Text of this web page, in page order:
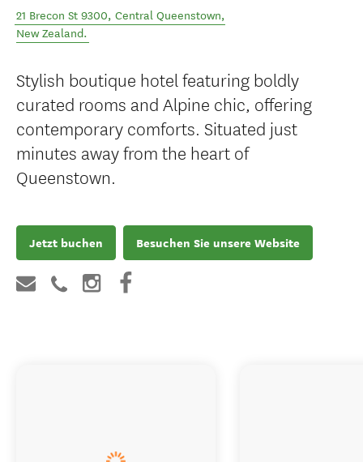
21 Brecon St 9300, Central Queenstown,
New Zealand.
Stylish boutique hotel featuring boldly
curated rooms and Alpine chic, offering
contemporary comforts. Situated just
minutes away from the heart of
Queenstown.
Jetzt buchen Besuchen Sie unsere Website